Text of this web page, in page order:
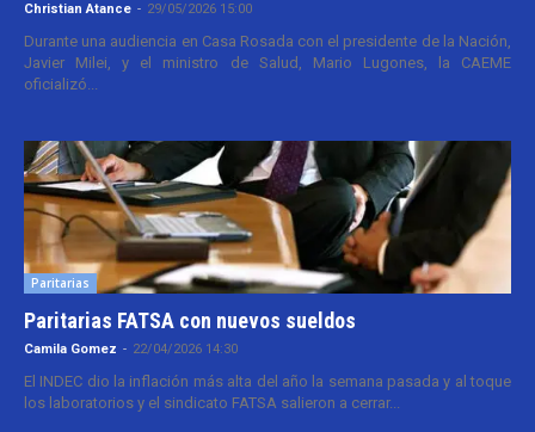
Christian Atance - 29/05/2026 15:00
Durante una audiencia en Casa Rosada con el presidente de la Nación,
Javier Milei, y el ministro de Salud, Mario Lugones, la CAEME
oficializó...
Paritarias
Paritarias FATSA con nuevos sueldos
Camila Gomez - 22/04/2026 14:30
El INDEC dio la inflación más alta del año la semana pasada y al toque
los laboratorios y el sindicato FATSA salieron a cerrar...